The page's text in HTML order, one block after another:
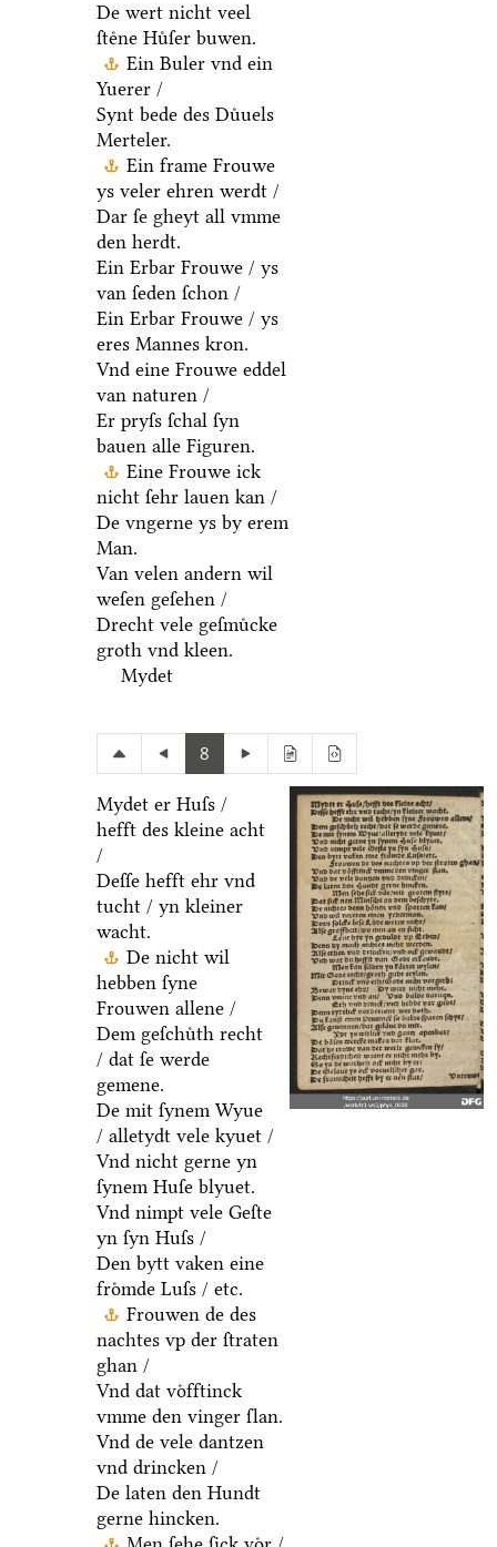
De wert nicht veel
ſteͤne Huͤſer buwen.
Ein Buler vnd ein
Yuerer /
Synt bede des Duͤuels
Merteler.
Ein frame Frouwe
ys veler ehren werdt /
Dar ſe gheyt all vmme
den herdt.
Ein Erbar Frouwe / ys
van ſeden ſchon /
Ein Erbar Frouwe / ys
eres Mannes kron.
Vnd eine Frouwe eddel
van naturen /
Er pryſs ſchal ſyn
bauen alle Figuren.
Eine Frouwe ick
nicht ſehr lauen kan /
De vngerne ys by erem
Man.
Van velen andern wil
weſen geſehen /
Drecht vele geſmuͤcke
groth vnd kleen.
Mydet
8
Mydet er Huſs /
hefft des kleine acht
/
Deſſe hefft ehr vnd
tucht / yn kleiner
wacht.
De nicht wil
hebben ſyne
Frouwen allene /
Dem geſchuͤth recht
/ dat ſe werde
gemene.
De mit ſynem Wyue
/ alletydt vele kyuet /
Vnd nicht gerne yn
ſynem Huſe blyuet.
Vnd nimpt vele Geſte
yn ſyn Huſs /
Den bytt vaken eine
froͤmde Luſs / etc.
Frouwen de des
nachtes vp der ſtraten
ghan /
Vnd dat voͤfftinck
vmme den vinger ſlan.
Vnd de vele dantzen
vnd drincken /
De laten den Hundt
gerne hincken.